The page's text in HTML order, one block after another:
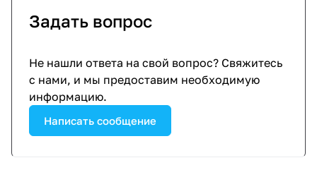
Задать вопрос
Не нашли ответа на свой вопрос? Свяжитесь
с нами, и мы предоставим необходимую
информацию.
Написать сообщение